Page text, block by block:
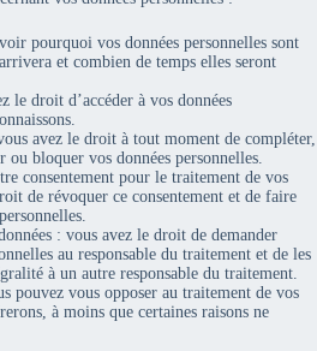
pourquoi vos données personnelles sont
et combien de temps elles seront
le droit d’accéder à vos données
avez le droit à tout moment de compléter,
bloquer vos données personnelles.
consentement pour le traitement de vos
de révoquer ce consentement et de faire
: vous avez le droit de demander
au responsable du traitement et de les
à un autre responsable du traitement.
pouvez vous opposer au traitement de vos
à moins que certaines raisons ne